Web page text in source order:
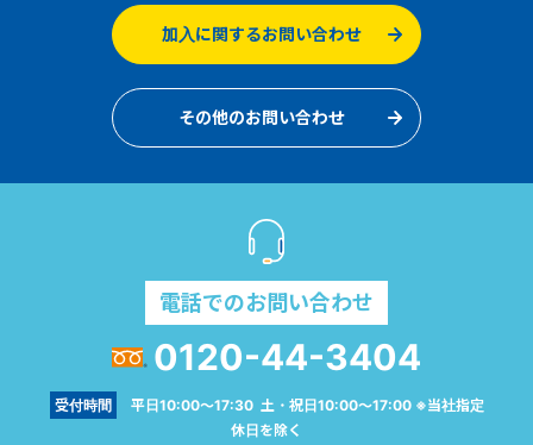
加入に関するお問い合わせ
その他のお問い合わせ
電話でのお問い合わせ
0120-44-3404
受付時間
平日10:00～17:30 土・祝日10:00～17:00 ※当社指定
休日を除く